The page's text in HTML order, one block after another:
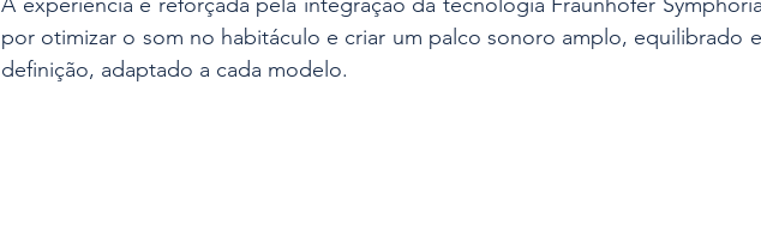
por otimizar o som no habitáculo e criar um palco sonoro amplo, equilibrado
definição, adaptado a cada modelo.